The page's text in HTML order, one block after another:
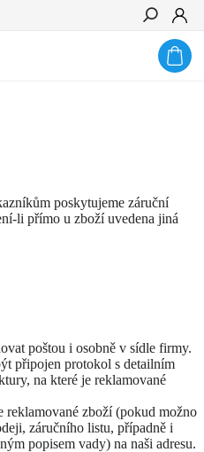
Hledat
poskytujeme záruční
li přímo u zboží uvedena jiná
poštou i osobně v sídle firmy.
připojen protokol s detailním
na které je reklamované
reklamované zboží (pokud možno
záručního listu, případně i
popisem vady) na naši adresu.